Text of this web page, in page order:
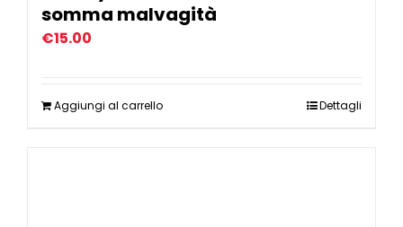
somma malvagità
€15.00
Aggiungi al carrello Dettagli